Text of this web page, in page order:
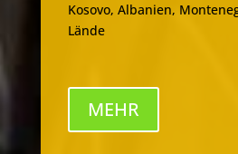
Kosovo, Albanien,
Lände
MEHR